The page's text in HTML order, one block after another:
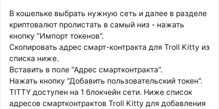
В кошельке выбрать нужную сеть и далее в разделе
криптовалют пролистать в самый низ - нажать
кнопку “Импорт токенов”.
Скопировать адрес смарт-контракта для Troll Kitty из
списка ниже.
Вставить в поле “Адрес смартконтракта”.
Нажать кнопку “Добавить пользовательский токен”.
TITTY доступен на 1 блокчейн сети. Ниже список
адресов смартконтрактов Troll Kitty для добавления